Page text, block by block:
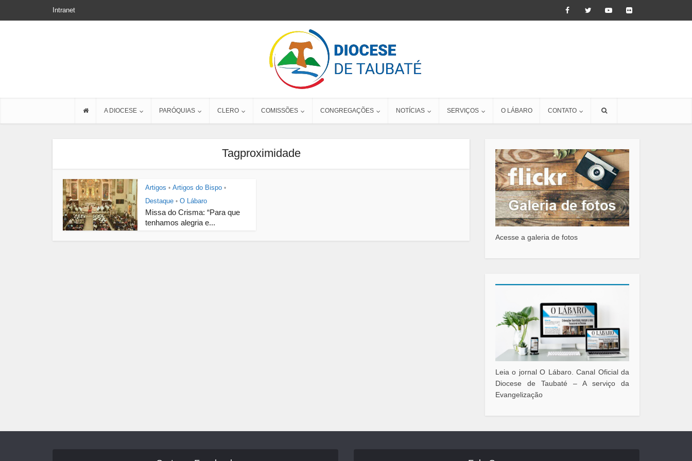
Intranet
A DIOCESE PARÓQUIAS CLERO COMISSÕES CONGREGAÇÕES NOTÍCIAS SERVIÇOS O LÁBARO CONTATO
Tagproximidade
Artigos • Artigos do Bispo •
Destaque • O Lábaro
Missa do Crisma: “Para que
tenhamos alegria e...
Acesse a galeria de fotos
Leia o jornal O Lábaro. Canal Oficial da
Diocese de Taubaté – A serviço da
Evangelização